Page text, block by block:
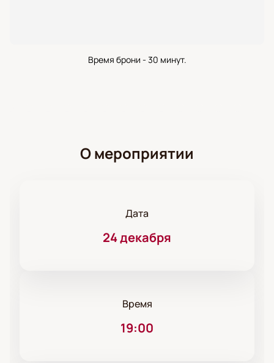
Время брони - 30 минут.
О мероприятии
Дата
24 декабря
Время
19:00